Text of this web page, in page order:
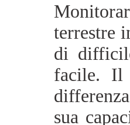
terrestre
di
facile. Il
sua